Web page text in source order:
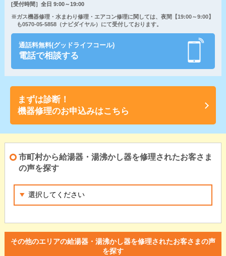
[受付時間］全日 9:00～19:00
※ガス機器修理・水まわり修理・エアコン修理に関しては、夜間【19:00～9:00】
も0570-05-5858（ナビダイヤル）にて受付しております。
通話料無料(グッドライフコール)
電話で相談する
まずは診断！
機器修理のお申込みはこちら
市町村から給湯器・湯沸かし器を修理されたお客さま
の声を探す
その他のエリアの給湯器・湯沸かし器を修理されたお客さまの声
を探す